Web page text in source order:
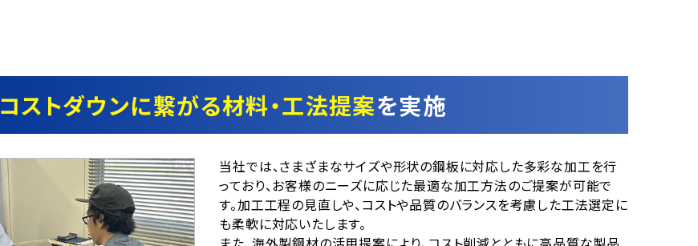
コストダウンに繋がる材料・工法提案を実施
当社では、さまざまなサイズや形状の鋼板に対応した多彩な加工を行
っており、お客様のニーズに応じた最適な加工方法のご提案が可能で
す。加工工程の見直しや、コストや品質のバランスを考慮した工法選定に
も柔軟に対応いたします。